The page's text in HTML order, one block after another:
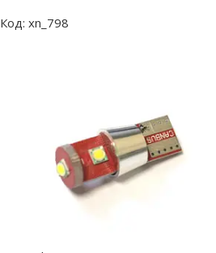
xn_798